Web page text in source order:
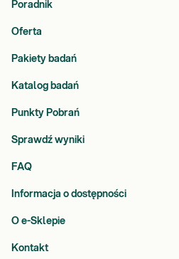
Poradnik
Oferta
Pakiety badań
Katalog badań
Punkty Pobrań
Sprawdź wyniki
FAQ
Informacja o dostępności
O e-Sklepie
Kontakt